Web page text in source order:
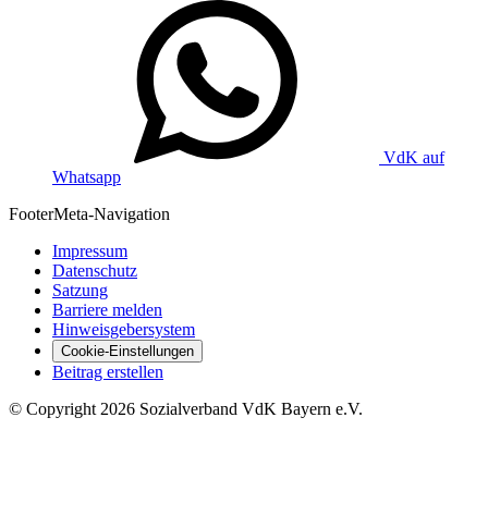
VdK auf
Whatsapp
FooterMeta-Navigation
Impressum
Datenschutz
Satzung
Barriere melden
Hinweisgebersystem
Cookie-Einstellungen
Beitrag erstellen
© Copyright 2026 Sozialverband VdK Bayern e.V.